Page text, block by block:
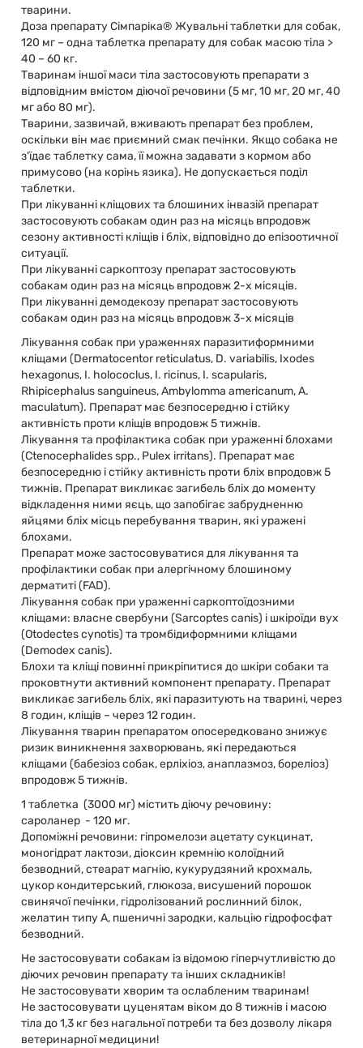
тварини.
Доза препарату Сімпаріка® Жувальні таблетки для собак,
120 мг – одна таблетка препарату для собак масою тіла >
40 – 60 кг.
Тваринам іншої маси тіла застосовують препарати з
відповідним вмістом діючої речовини (5 мг, 10 мг, 20 мг, 40
мг або 80 мг).
Тварини, зазвичай, вживають препарат без проблем,
оскільки він має приємний смак печінки. Якщо собака не
з'їдає таблетку сама, її можна задавати з кормом або
примусово (на корінь язика). Не допускається поділ
таблетки.
При лікуванні кліщових та блошиних інвазій препарат
застосовують собакам один раз на місяць впродовж
сезону активності кліщів і бліх, відповідно до епізоотичної
ситуації.
При лікуванні саркоптозу препарат застосовують
собакам один раз на місяць впродовж 2-х місяців.
При лікуванні демодекозу препарат застосовують
собакам один раз на місяць впродовж 3-х місяців
Лікування собак при ураженнях паразитиформними
кліщами (Dermatocentor reticulatus, D. variabilis, Ixodes
hexagonus, I. holococlus, I. ricinus, I. scapularis,
Rhipicephalus sanguineus, Ambylomma americanum, A.
maculatum). Препарат має безпосередню і стійку
активність проти кліщів впродовж 5 тижнів.
Лікування та профілактика собак при ураженні блохами
(Ctenocephalides spp., Pulex irritans). Препарат має
безпосередню і стійку активність проти бліх впродовж 5
тижнів. Препарат викликає загибель бліх до моменту
відкладення ними яєць, що запобігає забрудненню
яйцями бліх місць перебування тварин, які уражені
блохами.
Препарат може застосовуватися для лікування та
профілактики собак при алергічному блошиному
дерматиті (FAD).
Лікування собак при ураженні саркоптоїдозними
кліщами: власне свербуни (Sarcoptes canis) і шкіроїди вух
(Otodectes cynotis) та тромбідиформними кліщами
(Demodex canis).
Блохи та кліщі повинні прикріпитися до шкіри собаки та
проковтнути активний компонент препарату. Препарат
викликає загибель бліх, які паразитують на тварині, через
8 годин, кліщів – через 12 годин.
Лікування тварин препаратом опосередковано знижує
ризик виникнення захворювань, які передаються
кліщами (бабезіоз собак, ерліхіоз, анаплазмоз, бореліоз)
впродовж 5 тижнів.
1 таблетка (3000 мг) містить діючу речовину:
сароланер - 120 мг.
Допоміжні речовини: гіпромелози ацетату сукцинат,
моногідрат лактози, діоксин кремнію колоїдний
безводний, стеарат магнію, кукурудзяний крохмаль,
цукор кондитерський, глюкоза, висушений порошок
свинячої печінки, гідролізований рослинний білок,
желатин типу А, пшеничні зародки, кальцію гідрофосфат
безводний.
Не застосовувати собакам із відомою гіперчутливістю до
діючих речовин препарату та інших складників!
Не застосовувати хворим та ослабленим тваринам!
Не застосовувати цуценятам віком до 8 тижнів і масою
тіла до 1,3 кг без нагальної потреби та без дозволу лікаря
ветеринарної медицини!